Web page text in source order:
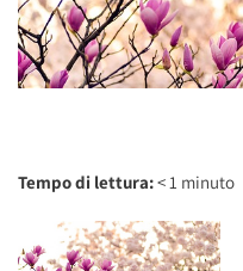
Tempo di lettura:< 1 minuto